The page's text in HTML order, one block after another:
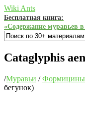
Wiki Ants
Бесплатная книга:
«Содержание муравьев
Cataglyphis
/Муравьи / Формицины
бегунок)